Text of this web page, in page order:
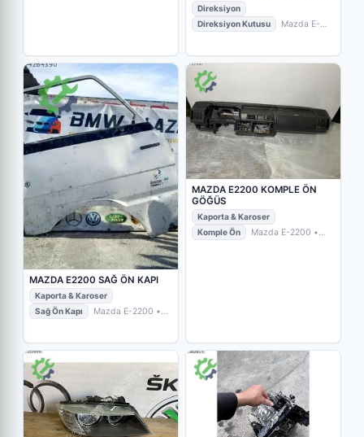
Direksiyon
Direksiyon Kutusu
Mazda E-
OTOMOTİV
MAZDA E2200 SAĞ ÖN KAPI
Kaporta & Karoser
Sağ Ön Kapı
Mazda E-2200 •
MAZDA E2200 KOMPLE ÖN
GÖĞÜS
Kaporta & Karoser
Komple Ön
Mazda E-2200 •